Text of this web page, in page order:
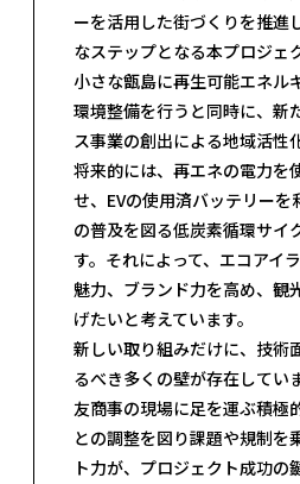
ーを活用した街づくりを推進
なステップとなる本プロジェ
小さな甑島に再生可能エネル
環境整備を行うと同時に、新
ス事業の創出による地域活性
将来的には、再エネの電力を
せ、EVの使用済バッテリー
の普及を図る低炭素循環サイ
す。それによって、エコアイ
魅力、ブランド力を高め、観
げたいと考えています。
新しい取り組みだけに、技術
るべき多くの壁が存在してい
友商事の現場に足を運ぶ積極
との調整を図り課題や規制を
ト力が、プロジェクト成功の